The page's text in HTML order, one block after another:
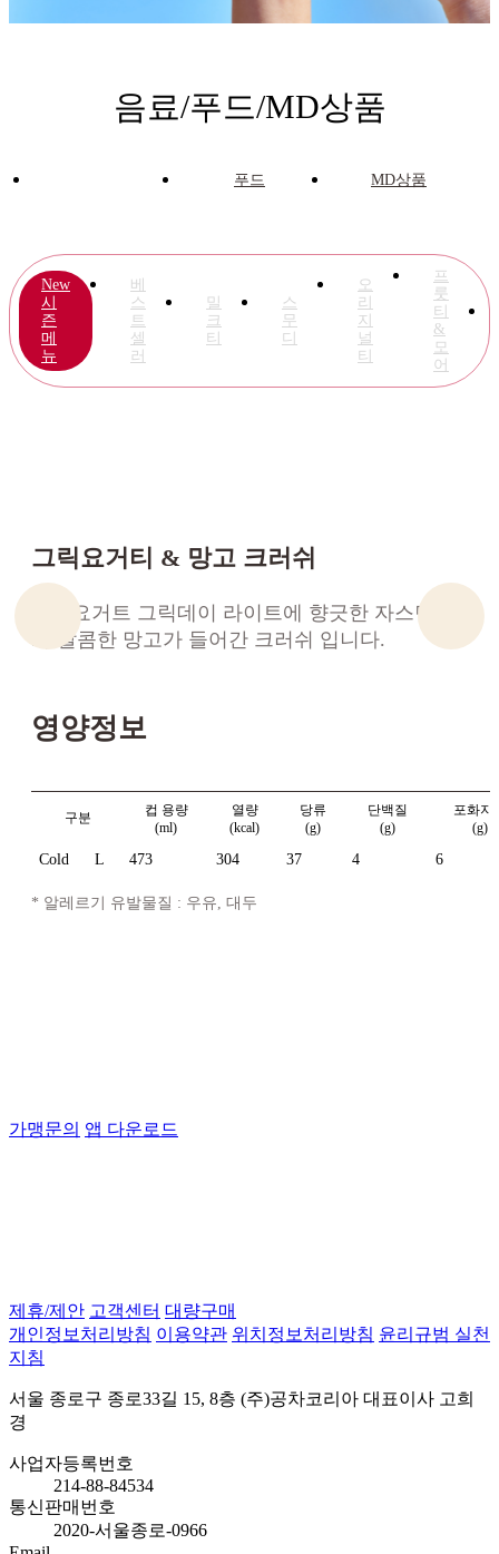
음료/푸드/MD상품
푸드 MD상품
New
시
즌
메
뉴
베
스
트
셀
러
밀
크
티
스
무
디
오
리
지
널
티
프
룻
티
&
모
어
그릭요거티 & 망고 크러쉬
그릭요거트 그릭데이 라이트에 향긋한 자스민티
와 달콤한 망고가 들어간 크러쉬 입니다.
영양정보
구분
컵 용량
(ml)
열량
(kcal)
당류
(g)
단백질
(g)
포화지
(g)
Cold L 473 304 37 4 6
* 알레르기 유발물질 : 우유, 대두
가맹문의 앱 다운로드
제휴/제안 고객센터 대량구매
개인정보처리방침 이용약관 위치정보처리방침 윤리규범 실천
지침
서울 종로구 종로33길 15, 8층 (주)공차코리아 대표이사 고희
경
사업자등록번호
214-88-84534
통신판매번호
2020-서울종로-0966